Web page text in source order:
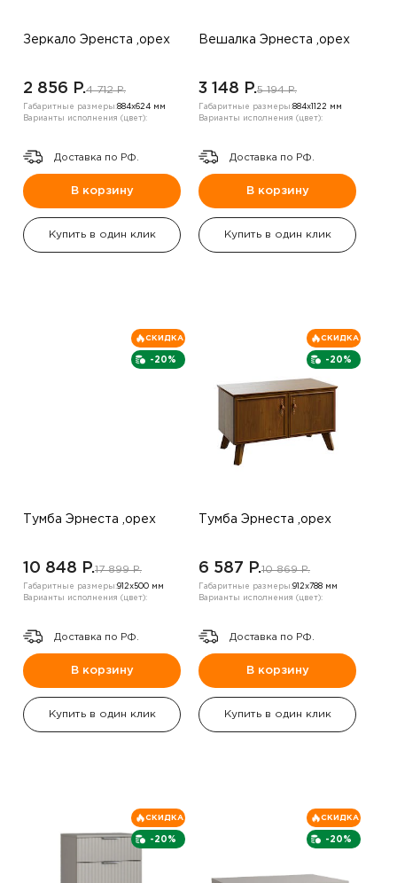
Зеркало Эренста ,орех
2 856 P.4 712 P.
Габаритные размеры:884х624 мм
Варианты исполнения (цвет):
Доставка по РФ.
В корзину
Купить в один клик
Вешалка Эрнеста ,орех
3 148 P.5 194 P.
Габаритные размеры:884х1122 мм
Варианты исполнения (цвет):
Доставка по РФ.
В корзину
Купить в один клик
-20%
СКИДКА
Тумба Эрнеста ,орех
10 848 P.17 899 P.
Габаритные размеры:912х500 мм
Варианты исполнения (цвет):
Доставка по РФ.
В корзину
Купить в один клик
-20%
СКИДКА
Тумба Эрнеста ,орех
6 587 P.10 869 P.
Габаритные размеры:912х788 мм
Варианты исполнения (цвет):
Доставка по РФ.
В корзину
Купить в один клик
-20%
СКИДКА
-20%
СКИДКА